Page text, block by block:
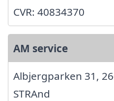
CVR: 40834370
AM service
Albjergparken 31,
STRAnd